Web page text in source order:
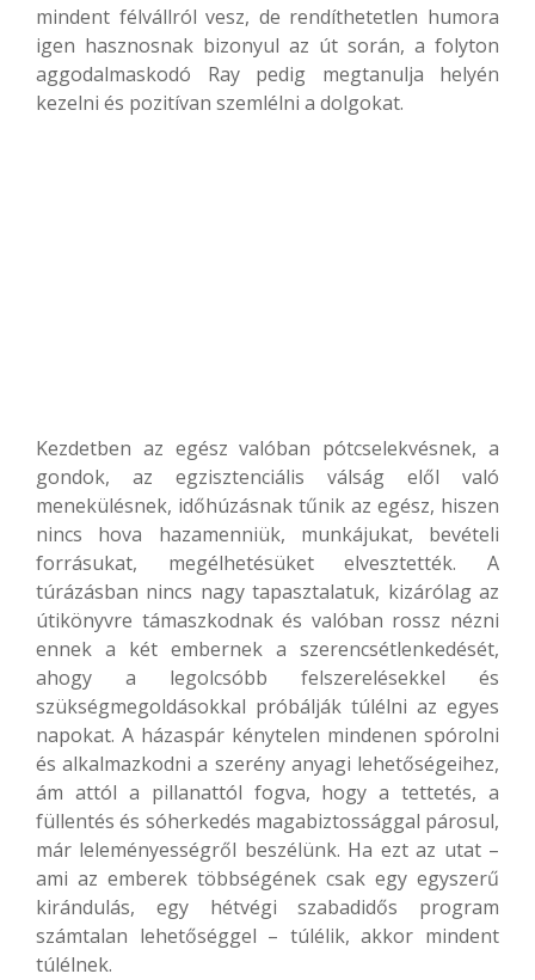
mindent félvállról vesz, de rendíthetetlen humora
igen hasznosnak bizonyul az út során, a folyton
aggodalmaskodó Ray pedig megtanulja helyén
kezelni és pozitívan szemlélni a dolgokat.
Kezdetben az egész valóban pótcselekvésnek, a
gondok, az egzisztenciális válság elől való
menekülésnek, időhúzásnak tűnik az egész, hiszen
nincs hova hazamenniük, munkájukat, bevételi
forrásukat, megélhetésüket elvesztették. A
túrázásban nincs nagy tapasztalatuk, kizárólag az
útikönyvre támaszkodnak és valóban rossz nézni
ennek a két embernek a szerencsétlenkedését,
ahogy a legolcsóbb felszerelésekkel és
szükségmegoldásokkal próbálják túlélni az egyes
napokat. A házaspár kénytelen mindenen spórolni
és alkalmazkodni a szerény anyagi lehetőségeihez,
ám attól a pillanattól fogva, hogy a tettetés, a
füllentés és sóherkedés magabiztossággal párosul,
már leleményességről beszélünk. Ha ezt az utat –
ami az emberek többségének csak egy egyszerű
kirándulás, egy hétvégi szabadidős program
számtalan lehetőséggel – túlélik, akkor mindent
túlélnek.